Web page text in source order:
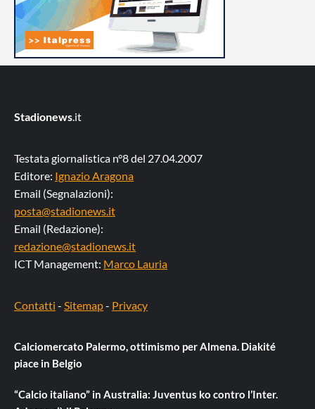
Stadionews.it
Testata giornalistica n°8 del 27.04.2007
Editore: Ignazio Aragona
Email (Segnalazioni):
posta@stadionews.it
Email (Redazione):
redazione@stadionews.it
ICT Management: Marco Lauria
Contatti - Sitemap- Privacy
Calciomercato Palermo, ottimismo per Almena. Diakité
piace in Belgio
“Calcio italiano” in Australia: Juventus ko contro l’Inter.